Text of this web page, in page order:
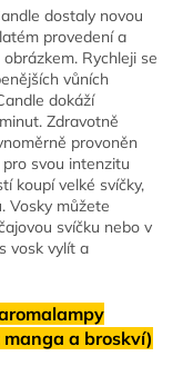
dostaly novou
provedení a
Rychleji se
vůních
dokáží
Zdravotně
provoněn
svou intenzitu
koupí velké svíčky,
Vosky můžete
svíčku nebo v
vosk vylít a
manga a broskví)